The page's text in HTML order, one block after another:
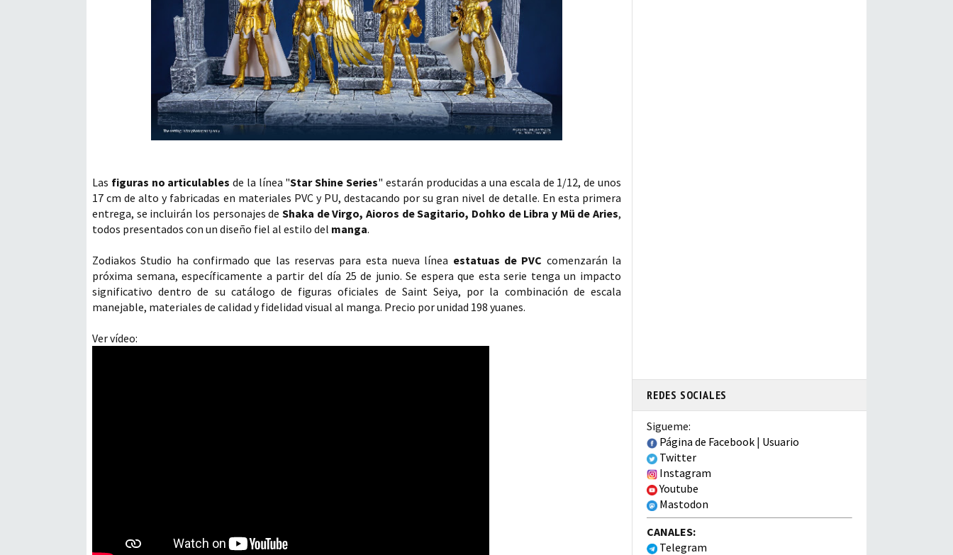
Las figuras no articulables de la línea "Star Shine Series" estarán producidas a una escala de 1/12, de unos
17 cm de alto y fabricadas en materiales PVC y PU, destacando por su gran nivel de detalle. En esta primera
entrega, se incluirán los personajes de Shaka de Virgo, Aioros de Sagitario, Dohko de Libra y Mü de Aries,
todos presentados con un diseño fiel al estilo del manga.
Zodiakos Studio ha confirmado que las reservas para esta nueva línea estatuas de PVC comenzarán la
próxima semana, específicamente a partir del día 25 de junio. Se espera que esta serie tenga un impacto
significativo dentro de su catálogo de figuras oficiales de Saint Seiya, por la combinación de escala
manejable, materiales de calidad y fidelidad visual al manga. Precio por unidad 198 yuanes.
Ver vídeo:
REDES SOCIALES
Sigueme:
Página de Facebook | Usuario
Twitter
Instagram
Youtube
Mastodon
CANALES:
Telegram